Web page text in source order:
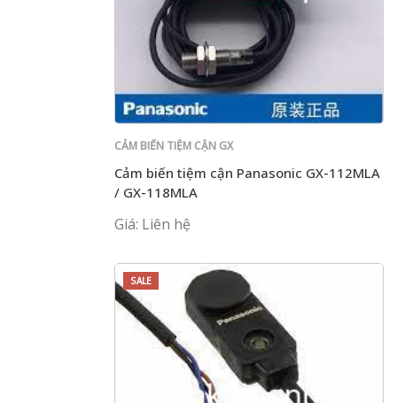
CẢM BIẾN TIỆM CẬN GX
Cảm biến tiệm cận Panasonic GX-112MLA
/ GX-118MLA
Giá: Liên hệ
SALE